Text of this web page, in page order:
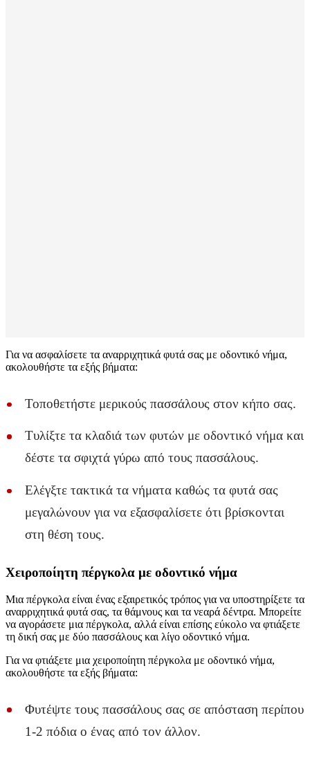
Για να ασφαλίσετε τα αναρριχητικά φυτά σας με οδοντικό νήμα,
ακολουθήστε τα εξής βήματα:
Τοποθετήστε μερικούς πασσάλους στον κήπο σας.
Τυλίξτε τα κλαδιά των φυτών με οδοντικό νήμα και
δέστε τα σφιχτά γύρω από τους πασσάλους.
Ελέγξτε τακτικά τα νήματα καθώς τα φυτά σας
μεγαλώνουν για να εξασφαλίσετε ότι βρίσκονται
στη θέση τους.
Χειροποίητη πέργκολα με οδοντικό νήμα
Μια πέργκολα είναι ένας εξαιρετικός τρόπος για να υποστηρίξετε τα
αναρριχητικά φυτά σας, τα θάμνους και τα νεαρά δέντρα. Μπορείτε
να αγοράσετε μια πέργκολα, αλλά είναι επίσης εύκολο να φτιάξετε
τη δική σας με δύο πασσάλους και λίγο οδοντικό νήμα.
Για να φτιάξετε μια χειροποίητη πέργκολα με οδοντικό νήμα,
ακολουθήστε τα εξής βήματα:
Φυτέψτε τους πασσάλους σας σε απόσταση περίπου
1-2 πόδια ο ένας από τον άλλον.